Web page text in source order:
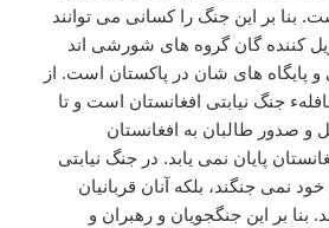
بنا بر این جنگ را کسانی می توانند
کننده گان گروه های شورشی اند
و پایگاه های شان در پاکستان است. از
جنگ نیابتی افغانستان است و تا
و صدور طالبان به افغانستان
پایان نمی یابد. در جنگ نیابتی
نمی جنگند، بلکه آنان قربانیان
بنا بر این جنگجویان و رهبران و